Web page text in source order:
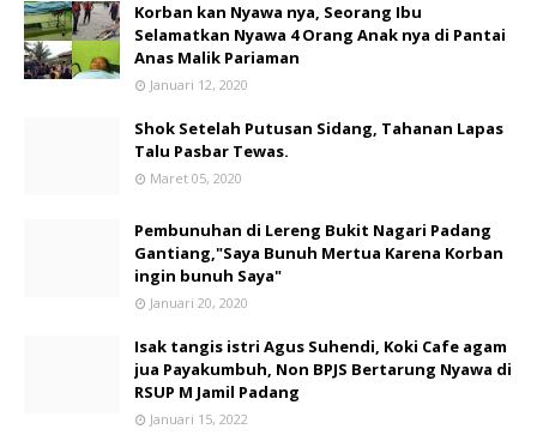
Korban kan Nyawa nya, Seorang Ibu
Selamatkan Nyawa 4 Orang Anak nya di Pantai
Anas Malik Pariaman
Januari 12, 2020
Shok Setelah Putusan Sidang, Tahanan Lapas
Talu Pasbar Tewas.
Maret 05, 2020
Pembunuhan di Lereng Bukit Nagari Padang
Gantiang,"Saya Bunuh Mertua Karena Korban
ingin bunuh Saya"
Januari 20, 2020
Isak tangis istri Agus Suhendi, Koki Cafe agam
jua Payakumbuh, Non BPJS Bertarung Nyawa di
RSUP M Jamil Padang
Januari 15, 2022